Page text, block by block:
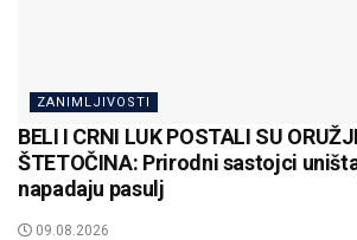
ZANIMLJIVOSTI
BELI I CRNI LUK POSTALI SU
ŠTETOČINA: Prirodni sastojci
napadaju pasulj
09.08.2026